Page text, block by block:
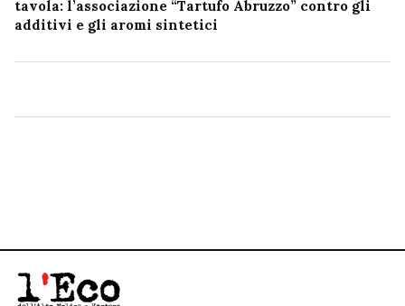
tavola: l’associazione “Tartufo Abruzzo” contro gli
additivi e gli aromi sintetici